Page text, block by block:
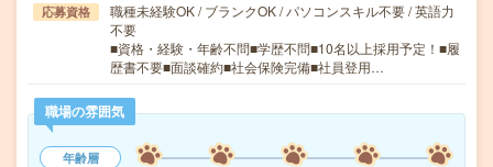
応募資格
職種未経験OK / ブランクOK / パソコンスキル不要 / 英語力
不要
■資格・経験・年齢不問■学歴不問■10名以上採用予定！■履
歴書不要■面談確約■社会保険完備■社員登用…
職場の雰囲気
年齢層